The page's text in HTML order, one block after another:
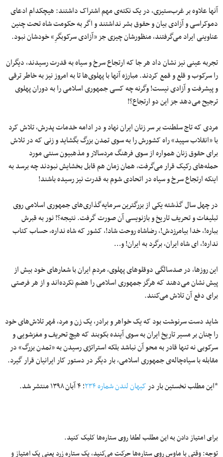
آنها علاوه بر غرب‌ستیزی، در یک نکته‌ی مهم اشتراک داشتند: هیچکدام ادعای
دموکراسی و آزادی بیان و حقوق بشر نداشتند و اگر به حکومت شاه تحت چنین
عناوینی ایراد می‌گرفتند، منظورشان چیزی جز «آزادی سرکوبگرِ» خودشان نبود.
تجربه عینی نیز نشان داد هر جا که ارتجاع سرخ و سیاه به قدرت رسیدند، دیگران
را سرکوب و قلع و قمع کردند. مبارزه آنها با پهلوی‌ها تا به امروز نیز به خاطر ترقی
و پیشرفت و آزادی نیست! وگرنه چه کسی جمهوری اسلامی را به دوران پهلوی
ترجیح می‌دهد جز این دو ارتجاع؟!
مردی که تاج سلطنت بر سر زنان ایران نهاد و در ادامه خدمات پدرش، تلاش کرد
با «انقلاب سپید» راه کشورش را به سوی تمدن بزرگ بگشاید و زنی که در تلاش
برای حقوق زنان همواره از سوی فرهنگ مردسالار و مذهبیون سنتی مورد
حمله‌های رکیک قرار می‌گرفت، همان زمان هم قابل بخشایش نبودند چه برسد به
اینکه ارتجاع سرخ و سیاه در اتحادی شوم به قدرت نیز رسیده باشند!
در چهل سال گذشته یکی از بزرگترین سرمایه‌گذاری‌های جمهوری اسلامی روی
تبلیغات و تحریف تاریخ و بازنویسی آن صورت گرفت. نتیجه؟! نور به قبرش
بباره!، خدا بیامرزدش!، رضاشاه روحت شاد!، کشور که شاه نداره، حساب کتاب
نداره!، ای شاه ایران، برگرد به ایران! و…
این روزها، در صدسالگی دوقلوهای پهلوی، مردم ایران با شعارهای خود بیش از
پیش نشان می‌دهند که هرگز جمهوری اسلامی را هضم نکرده‌اند و از هر فرصتی
برای دفع آن تلاش می‌کنند.
شاید دست سرنوشت بود که یک خواهر و برادر، یک زن و مرد، مُهر تلاش‌های خود
را چنان بر مسیر تاریخ ایران به سوی آینده بکوبند که هیچ تحریف و مغزشویی و
سرکوبی نه تنها قادر به محو آن نباشد بلکه استراتژی رسیدن به «تمدن بزرگ» در
مقابله با سیاه‌چاله‌ی جمهوری اسلامی، بار دیگر در دستور کار ایرانیان قرار گیرد.
*این مطلب نخستین بار درکیهان لندن شماره ۲۳۴ ؛ ۴ آبان ۱۳۹۸ منتشر شد.
برای امتیاز دادن به این مطلب لطفا روی ستاره‌ها کلیک کنید.
توجه: وقتی با ماوس روی ستاره‌ها حرکت می‌کنید، یک ستاره زرد یعنی یک امتیاز و